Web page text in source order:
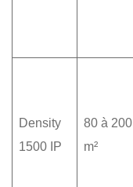
Density
1500 IP
80 à 200
m²